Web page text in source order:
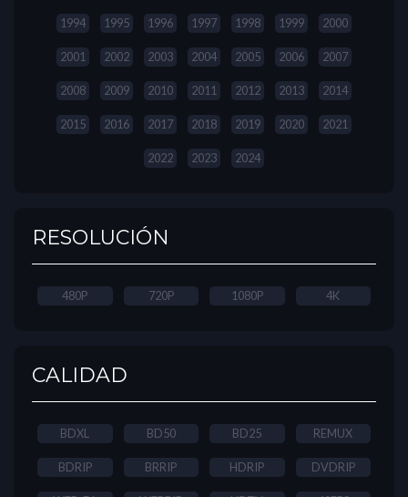
1994 1995 1996 1997 1998 1999 2000
2001 2002 2003 2004 2005 2006 2007
2008 2009 2010 2011 2012 2013 2014
2015 2016 2017 2018 2019 2020 2021
2022 2023 2024
RESOLUCIÓN
480P 720P 1080P 4K
CALIDAD
BDXL BD50 BD25 REMUX
BDRIP BRRIP HDRIP DVDRIP